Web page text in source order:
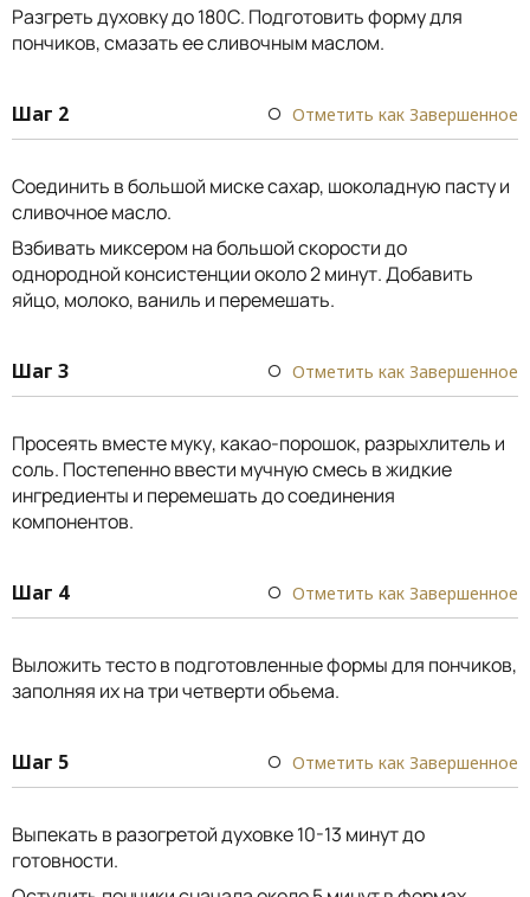
Разгреть духовку до 180С. Подготовить форму для
пончиков, смазать ее сливочным маслом.
Шаг 2 Отметить как Завершенное
Соединить в большой миске сахар, шоколадную пасту и
сливочное масло.
Взбивать миксером на большой скорости до
однородной консистенции около 2 минут. Добавить
яйцо, молоко, ваниль и перемешать.
Шаг 3 Отметить как Завершенное
Просеять вместе муку, какао-порошок, разрыхлитель и
соль. Постепенно ввести мучную смесь в жидкие
ингредиенты и перемешать до соединения
компонентов.
Шаг 4 Отметить как Завершенное
Выложить тесто в подготовленные формы для пончиков,
заполняя их на три четверти обьема.
Шаг 5 Отметить как Завершенное
Выпекать в разогретой духовке 10-13 минут до
готовности.